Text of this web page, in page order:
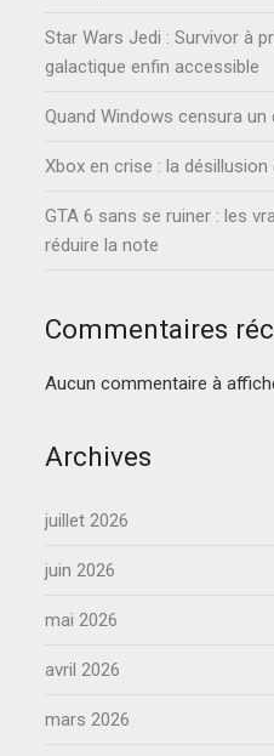
Star Wars Jedi : Survivor à
galactique enfin accessible
Quand Windows censura
Xbox en crise : la désillusion
GTA 6 sans se ruiner : les
réduire la note
Commentaires
Aucun commentaire à
Archives
juillet 2026
juin 2026
mai 2026
avril 2026
mars 2026